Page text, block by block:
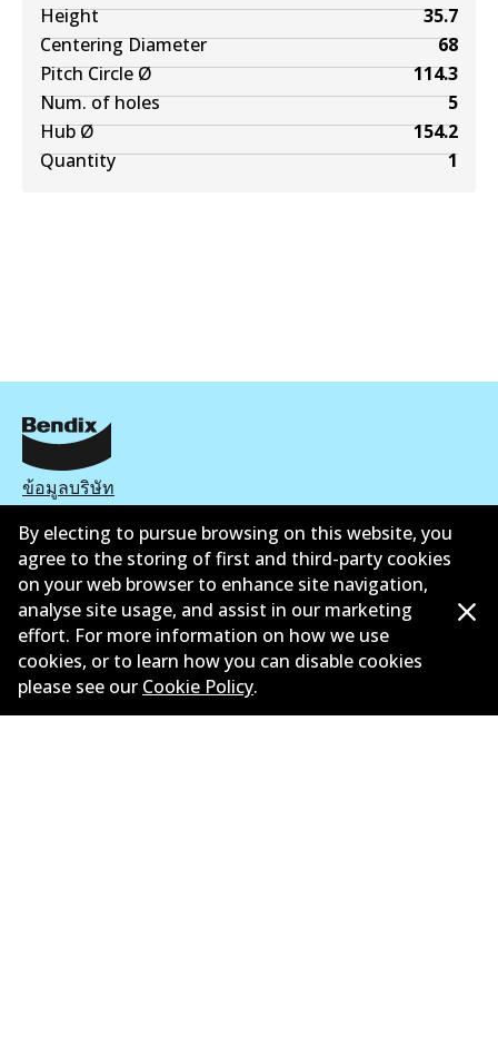
Height
35.7
Centering Diameter
68
Pitch Circle Ø
114.3
Num. of holes
5
Hub Ø
154.2
Quantity
1
ข้อมูลบริษัท
ซัพพลายเออร์
ติดต่อ
นโยบายความเป็นส่วนตัว
การรับประกัน
ข้อกำหนดและเงื่อนไข
By electing to pursue browsing on this website, you
agree to the storing of first and third-party cookies
on your web browser to enhance site navigation,
analyse site usage, and assist in our marketing
effort. For more information on how we use
cookies, or to learn how you can disable cookies
please see our Cookie Policy.